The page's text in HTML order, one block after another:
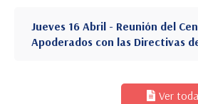
Jueves 16 Abril - Reunión del
Apoderados con las Directivas
Ver